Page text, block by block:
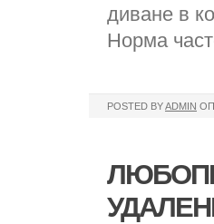
диване в
Норма
POSTED BYADMIN